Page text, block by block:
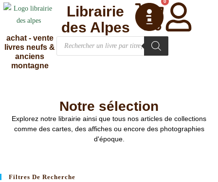
achat - vente
livres neufs &
anciens
montagne
0
Librairie
des Alpes
Notre sélection
Explorez notre librairie ainsi que tous nos articles de collections
comme des cartes, des affiches ou encore des photographies
d'époque.
Filtres De Recherche